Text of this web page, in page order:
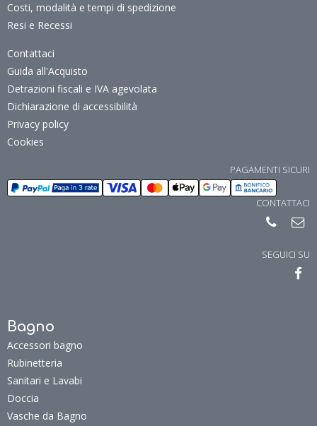
Costi, modalità e tempi di spedizione
Resi e Recessi
Contattaci
Guida all'Acquisto
Detrazioni fiscali e IVA agevolata
Dichiarazione di accessibilità
Privacy policy
Cookies
PAGAMENTI SICURI
CONTATTACI
SEGUICI SU
Bagno
Accessori bagno
Rubinetteria
Sanitari e Lavabi
Doccia
Vasche da Bagno